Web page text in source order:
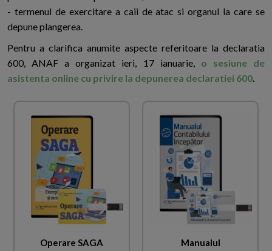
- termenul de exercitare a caii de atac si organul la care se
depune plangerea.
Pentru a clarifica anumite aspecte referitoare la declaratia
600, ANAF a organizat ieri, 17 ianuarie, o sesiune de
asistenta online cu privire la depunerea declaratiei 600.
Operare SAGA
Manualul